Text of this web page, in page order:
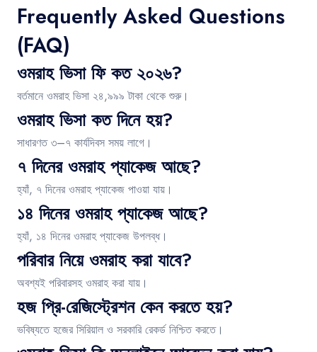
Frequently Asked Questions
(FAQ)
ওমরাহ ভিসা ফি কত ২০২৬?
বর্তমানে ওমরাহ ভিসা ২৪,৯৯৯ টাকা থেকে শুরু।
ওমরাহ ভিসা কত দিনে হয়?
সাধারণত ৩–৭ কার্যদিবস সময় লাগে।
৭ দিনের ওমরাহ প্যাকেজ আছে?
হ্যাঁ, ৭ দিনের ওমরাহ প্যাকেজ পাওয়া যায়।
১৪ দিনের ওমরাহ প্যাকেজ আছে?
হ্যাঁ, ১৪ দিনের ওমরাহ প্যাকেজ উপলব্ধ।
পরিবার নিয়ে ওমরাহ করা যাবে?
অবশ্যই পরিবারসহ ওমরাহ করা যায়।
হজ প্রি-রেজিস্ট্রেশন কেন করতে হয়?
ভবিষ্যতে হজের সিরিয়াল ও সরকারি রেকর্ড নিশ্চিত করতে।